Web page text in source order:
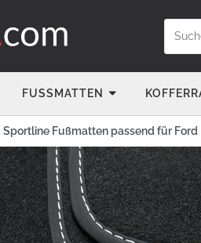
FUSSMATTEN
Sportline Fußmatten passend für Ford